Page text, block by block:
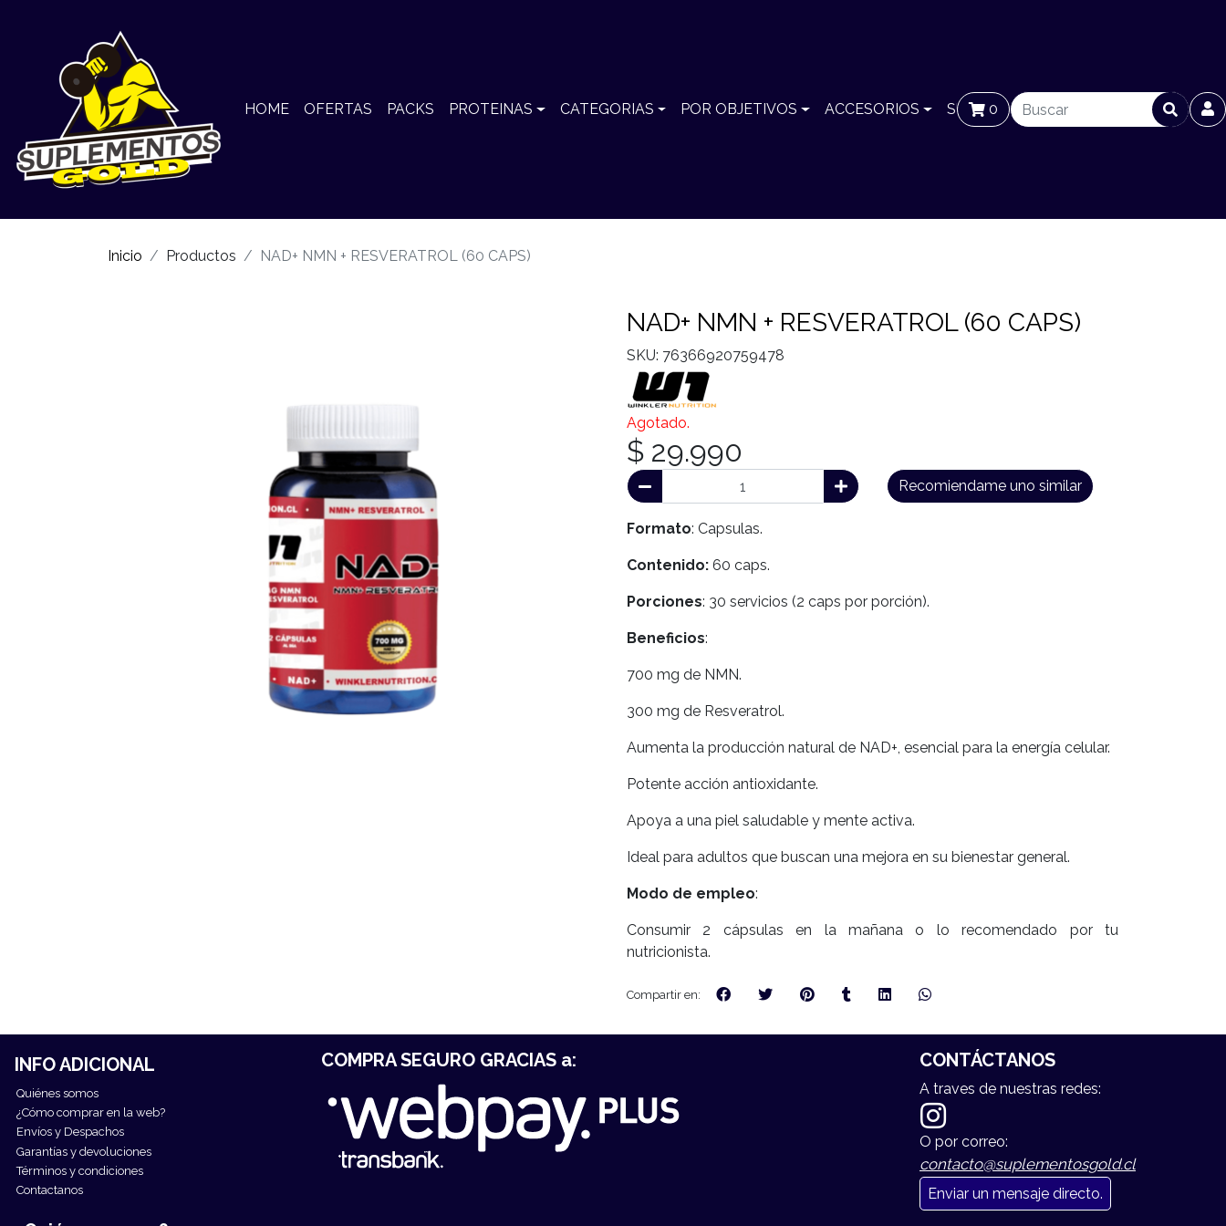
HOME OFERTAS PACKS PROTEINAS CATEGORIAS POR OBJETIVOS ACCESORIOS SUCURSALES BLOG
0
Inicio Productos NAD+ NMN + RESVERATROL (60 CAPS)
NAD+ NMN + RESVERATROL (60 CAPS)
SKU: 76366920759478
Agotado.
$ 29.990
Recomiendame uno similar
Formato: Capsulas.
Contenido: 60 caps.
Porciones: 30 servicios (2 caps por porción).
Beneficios:
700 mg de NMN.
300 mg de Resveratrol.
Aumenta la producción natural de NAD+, esencial para la energía celular.
Potente acción antioxidante.
Apoya a una piel saludable y mente activa.
Ideal para adultos que buscan una mejora en su bienestar general.
Modo de empleo:
Consumir 2 cápsulas en la mañana o lo recomendado por tu
nutricionista.
Compartir en:
INFO ADICIONAL
Quiénes somos
¿Cómo comprar en la web?
Envíos y Despachos
Garantías y devoluciones
Términos y condiciones
Contactanos
COMPRA SEGURO GRACIAS a: CONTÁCTANOS
A traves de nuestras redes:
O por correo:
contacto@suplementosgold.cl
Enviar un mensaje directo.